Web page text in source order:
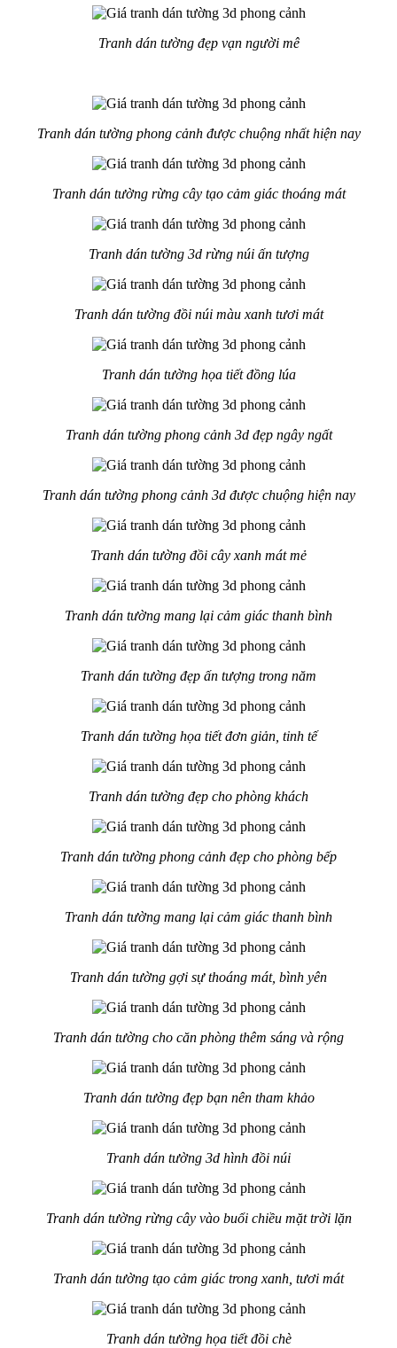
Tranh dán tường đẹp vạn người mê
Tranh dán tường phong cảnh được chuộng nhất hiện nay
Tranh dán tường rừng cây tạo cảm giác thoáng mát
Tranh dán tường 3d rừng núi ấn tượng
Tranh dán tường đồi núi màu xanh tươi mát
Tranh dán tường họa tiết đồng lúa
Tranh dán tường phong cảnh 3d đẹp ngây ngất
Tranh dán tường phong cảnh 3d được chuộng hiện nay
Tranh dán tường đồi cây xanh mát mẻ
Tranh dán tường mang lại cảm giác thanh bình
Tranh dán tường đẹp ấn tượng trong năm
Tranh dán tường họa tiết đơn giản, tinh tế
Tranh dán tường đẹp cho phòng khách
Tranh dán tường phong cảnh đẹp cho phòng bếp
Tranh dán tường mang lại cảm giác thanh bình
Tranh dán tường gợi sự thoáng mát, bình yên
Tranh dán tường cho căn phòng thêm sáng và rộng
Tranh dán tường đẹp bạn nên tham khảo
Tranh dán tường 3d hình đồi núi
Tranh dán tường rừng cây vào buổi chiều mặt trời lặn
Tranh dán tường tạo cảm giác trong xanh, tươi mát
Tranh dán tường họa tiết đồi chè